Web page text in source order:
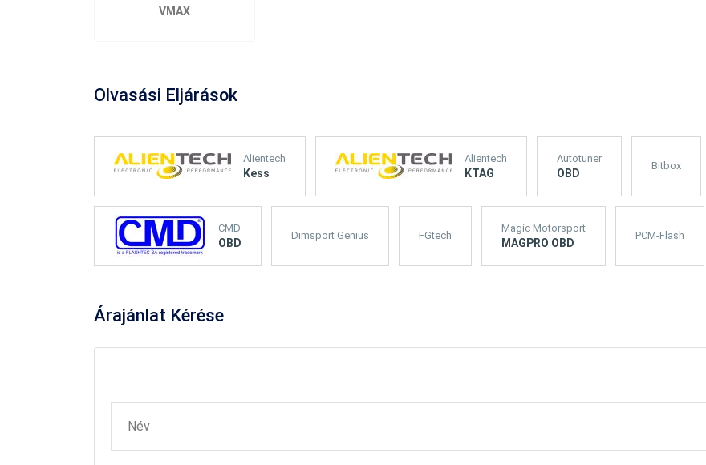
VMAX
Olvasási Eljárások
Alientech
Kess
Alientech
KTAG
Autotuner
OBD
Bitbox
CMD
OBD
Dimsport Genius FGtech
Magic Motorsport
MAGPRO OBD
PCM-Flash
Árajánlat Kérése